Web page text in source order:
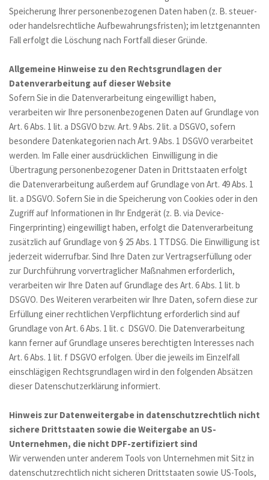
Speicherung Ihrer personenbezogenen Daten haben (z. B. steuer-
oder handelsrechtliche Aufbewahrungsfristen); im letztgenannten
Fall erfolgt die Löschung nach Fortfall dieser Gründe.
Allgemeine Hinweise zu den Rechtsgrundlagen der
Datenverarbeitung auf dieser Website
Sofern Sie in die Datenverarbeitung eingewilligt haben,
verarbeiten wir Ihre personenbezogenen Daten auf Grundlage von
Art. 6 Abs. 1 lit. a DSGVO bzw. Art. 9 Abs. 2 lit. a DSGVO, sofern
besondere Datenkategorien nach Art. 9 Abs. 1 DSGVO verarbeitet
werden. Im Falle einer ausdrücklichen  Einwilligung in die
Übertragung personenbezogener Daten in Drittstaaten erfolgt
die Datenverarbeitung außerdem auf Grundlage von Art. 49 Abs. 1
lit. a DSGVO. Sofern Sie in die Speicherung von Cookies oder in den
Zugriff auf Informationen in Ihr Endgerät (z. B. via Device-
Fingerprinting) eingewilligt haben, erfolgt die Datenverarbeitung
zusätzlich auf Grundlage von § 25 Abs. 1 TTDSG. Die Einwilligung ist
jederzeit widerrufbar. Sind Ihre Daten zur Vertragserfüllung oder
zur Durchführung vorvertraglicher Maßnahmen erforderlich,
verarbeiten wir Ihre Daten auf Grundlage des Art. 6 Abs. 1 lit. b
DSGVO. Des Weiteren verarbeiten wir Ihre Daten, sofern diese zur
Erfüllung einer rechtlichen Verpflichtung erforderlich sind auf
Grundlage von Art. 6 Abs. 1 lit. c  DSGVO. Die Datenverarbeitung
kann ferner auf Grundlage unseres berechtigten Interesses nach
Art. 6 Abs. 1 lit. f DSGVO erfolgen. Über die jeweils im Einzelfall
einschlägigen Rechtsgrundlagen wird in den folgenden Absätzen
dieser Datenschutzerklärung informiert.
Hinweis zur Datenweitergabe in datenschutzrechtlich nicht
sichere Drittstaaten sowie die Weitergabe an US-
Unternehmen, die nicht DPF-zertifiziert sind
Wir verwenden unter anderem Tools von Unternehmen mit Sitz in
datenschutzrechtlich nicht sicheren Drittstaaten sowie US-Tools,